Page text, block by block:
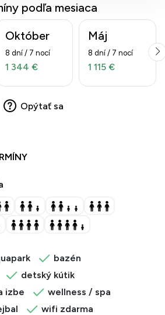
bazén
detský kútik
izbe
wellness / spa
wifi zdarma
podľa mesiaca
Október
8 dní / 7 nocí
1 344 €
Máj
8 dní / 7 nocí
1 115 €
Opýtať sa